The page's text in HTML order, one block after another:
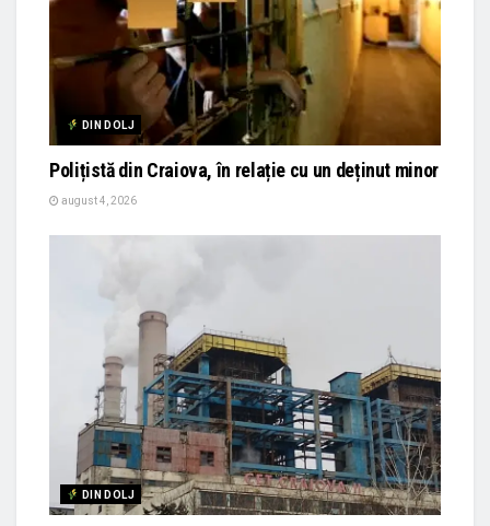
DIN DOLJ
Polițistă din Craiova, în relație cu un deținut minor
august 4, 2026
DIN DOLJ